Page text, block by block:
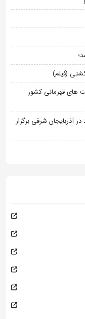
(فیلم)
های قهرمانی کشور
کشتی ساحلی نوجوانان از 17 مرداد در آذربایجان شرقی برگزار